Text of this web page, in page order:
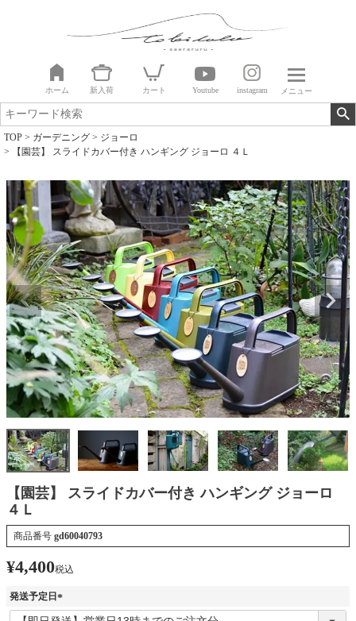
ホーム 新入荷 カート Youtube instagram メニュー
TOP ガーデニング
ジョーロ
【園芸】 スライドカバー付き ハンギング ジョーロ ４Ｌ
【園芸】 スライドカバー付き ハンギング ジョーロ
４Ｌ
商品番号 gd60040793
¥4,400税込
発送予定日
(